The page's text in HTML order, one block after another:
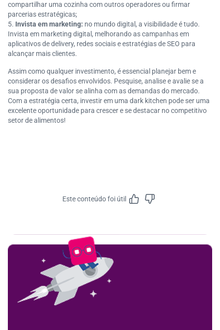
compartilhar uma cozinha com outros operadores ou firmar
parcerias estratégicas;
Invista em marketing: no mundo digital, a visibilidade é tudo.
Invista em marketing digital, melhorando as campanhas em
aplicativos de delivery, redes sociais e estratégias de SEO para
alcançar mais clientes.
Assim como qualquer investimento, é essencial planejar bem e
considerar os desafios envolvidos. Pesquise, analise e avalie se a
sua proposta de valor se alinha com as demandas do mercado.
Com a estratégia certa, investir em uma dark kitchen pode ser uma
excelente oportunidade para crescer e se destacar no competitivo
setor de alimentos!
Este conteúdo foi útil